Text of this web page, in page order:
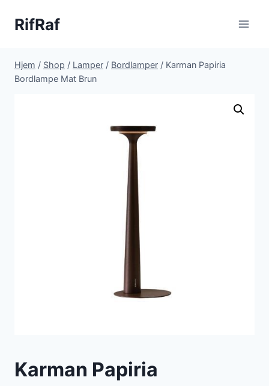
RifRaf
Hjem / Shop / Lamper / Bordlamper / Karman Papiria
Bordlampe Mat Brun
Karman Papiria